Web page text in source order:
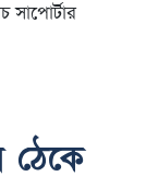
ঠেকে